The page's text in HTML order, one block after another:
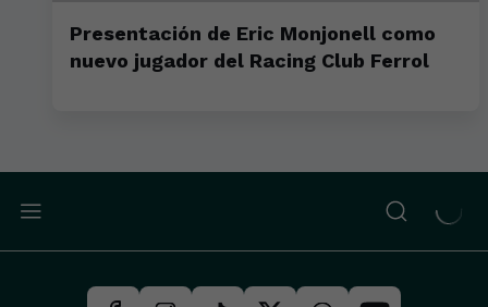
Presentación de Eric Monjonell como
nuevo jugador del Racing Club Ferrol